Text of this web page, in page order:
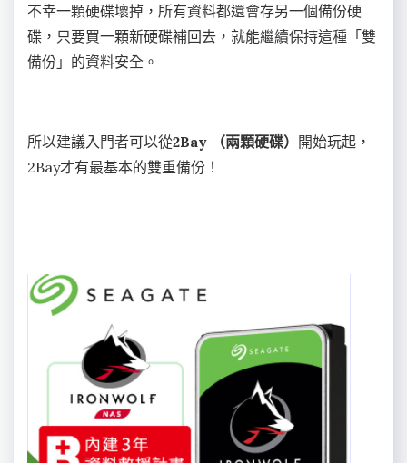
不幸一顆硬碟壞掉，所有資料都還會存另一個備份硬
碟，只要買一顆新硬碟補回去，就能繼續保持這種「雙
備份」的資料安全。
所以建議入門者可以從2Bay （兩顆硬碟） 開始玩起，
2Bay才有最基本的雙重備份！